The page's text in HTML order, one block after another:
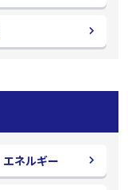
エネルギー